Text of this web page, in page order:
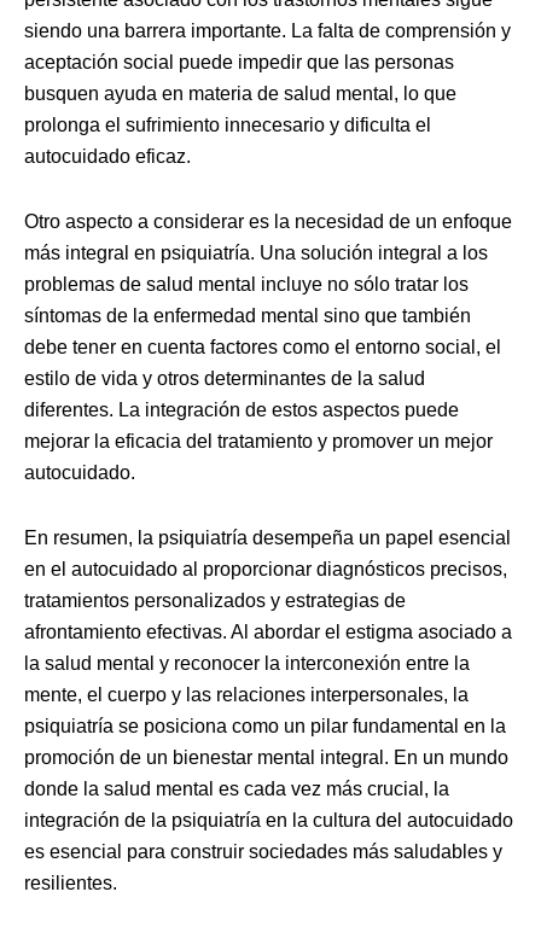
siendo una barrera importante. La falta de comprensión y
aceptación social puede impedir que las personas
busquen ayuda en materia de salud mental, lo que
prolonga el sufrimiento innecesario y dificulta el
autocuidado eficaz.
Otro aspecto a considerar es la necesidad de un enfoque
más integral en psiquiatría. Una solución integral a los
problemas de salud mental incluye no sólo tratar los
síntomas de la enfermedad mental sino que también
debe tener en cuenta factores como el entorno social, el
estilo de vida y otros determinantes de la salud
diferentes. La integración de estos aspectos puede
mejorar la eficacia del tratamiento y promover un mejor
autocuidado.
En resumen, la psiquiatría desempeña un papel esencial
en el autocuidado al proporcionar diagnósticos precisos,
tratamientos personalizados y estrategias de
afrontamiento efectivas. Al abordar el estigma asociado a
la salud mental y reconocer la interconexión entre la
mente, el cuerpo y las relaciones interpersonales, la
psiquiatría se posiciona como un pilar fundamental en la
promoción de un bienestar mental integral. En un mundo
donde la salud mental es cada vez más crucial, la
integración de la psiquiatría en la cultura del autocuidado
es esencial para construir sociedades más saludables y
resilientes.